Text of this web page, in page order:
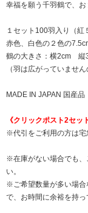
幸福を願う千羽鶴で、
１セット100羽入り（紅
赤色、白色の２色の
鶴の大きさ：横2cm 縦
（羽は広がっていませ
MADE IN JAPAN 国産品
《クリックポスト2セッ
※代引をご利用の方は宅
※在庫がない場合でも、
い。
※ご希望数量が多い場合
で、お時間に余裕を持っ